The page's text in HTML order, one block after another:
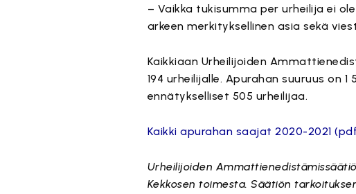
– Vaikka tukisumma per urheilija ei
arkeen merkityksellinen asia sekä
Kaikkiaan Urheilijoiden
194 urheilijalle. Apurahan suuruus on
ennätykselliset 505 urheilijaa.
Kaikki apurahan saajat 2020-2021
Urheilijoiden
Kekkosen toimesta. Säätiön